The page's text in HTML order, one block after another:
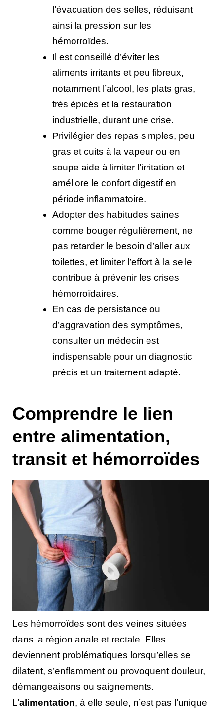
l’évacuation des selles, réduisant
ainsi la pression sur les
hémorroïdes.
Il est conseillé d’éviter les
aliments irritants et peu fibreux,
notamment l’alcool, les plats gras,
très épicés et la restauration
industrielle, durant une crise.
Privilégier des repas simples, peu
gras et cuits à la vapeur ou en
soupe aide à limiter l’irritation et
améliore le confort digestif en
période inflammatoire.
Adopter des habitudes saines
comme bouger régulièrement, ne
pas retarder le besoin d’aller aux
toilettes, et limiter l’effort à la selle
contribue à prévenir les crises
hémorroïdaires.
En cas de persistance ou
d’aggravation des symptômes,
consulter un médecin est
indispensable pour un diagnostic
précis et un traitement adapté.
Comprendre le lien
entre alimentation,
transit et hémorroïdes
Les hémorroïdes sont des veines situées
dans la région anale et rectale. Elles
deviennent problématiques lorsqu’elles se
dilatent, s’enflamment ou provoquent douleur,
démangeaisons ou saignements.
L’alimentation, à elle seule, n’est pas l’unique